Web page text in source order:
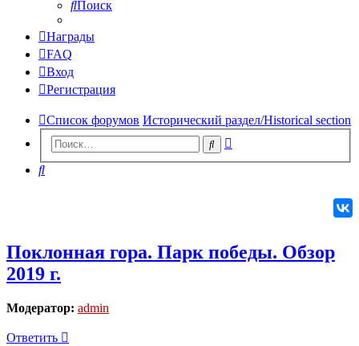
Поиск
Награды
FAQ
Вход
Регистрация
Список форумов Исторический раздел/Historical section
Поиск
Поиск
Поклонная гора. Парк победы. Обзор
2019 г.
Модератор: admin
Ответить
Ответить